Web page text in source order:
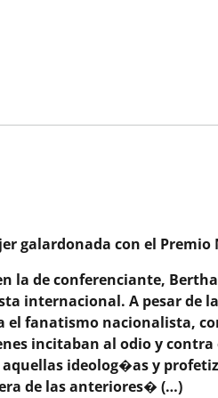
galardonada con el Premio
la de conferenciante,
internacional. A pesar de
fanatismo nacionalista,
incitaban al odio y
aquellas ideolog�as y
de las anteriores� (…)